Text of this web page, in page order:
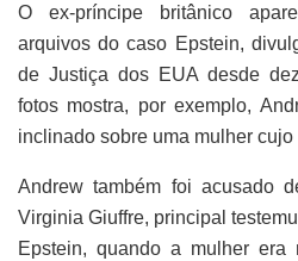
O ex-príncipe britânico
arquivos do caso Epstein,
de Justiça dos EUA desde
fotos mostra, por exemplo,
inclinado sobre uma mulher
Andrew também foi acusado
Virginia Giuffre, principal
Epstein, quando a mulher era